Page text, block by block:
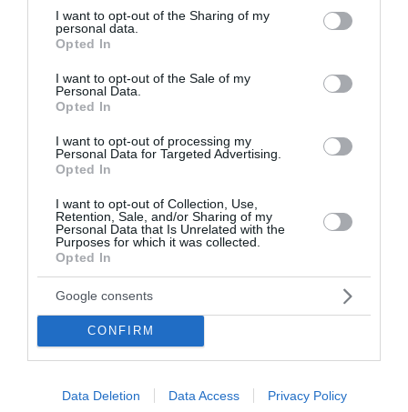
not limited to your visit or usage behaviour. You may click to
grant or deny consent to Google and its third-party tags to
use your data for below specified purposes in below Google
consent section.
I want to opt-out of the Sharing of my
personal data.
Opted In
I want to opt-out of the Sale of my
Personal Data.
Opted In
I want to opt-out of processing my
Personal Data for Targeted Advertising.
Opted In
I want to opt-out of Collection, Use,
Retention, Sale, and/or Sharing of my
Personal Data that Is Unrelated with the
Purposes for which it was collected.
Opted In
Google consents
CONFIRM
Data Deletion Data Access Privacy Policy
1221 - Μπερενγκάρια της Πορτογαλίας, βασίλισσα
1378 - Πάπας Γρηγόριος ΙΑ΄
1462 - Βασίλειος Β΄, μέγας πρίγκιπας της Μόσχας
1564 - Λουτφί Πασάς, Οθωμανός πολιτικός
1615 - Μαργαρίτα, βασίλισσα της Γαλλίας
1770 - Τζανμπαττίστα Τιέπολο, Ιταλός ζωγράφος
1837 - Όττο Μάγκνους φον Στάκελμπεργκ
(αρχαιολόγος), Εσθονός αρχαιολόγος
1897 - Ανδρέας Αναγνωστάκης, Έλληνας ιατρός